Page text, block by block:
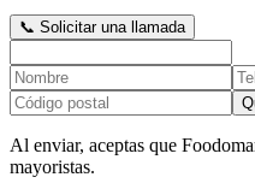
📞 Solicitar una llamada
Al enviar, aceptas que
mayoristas.